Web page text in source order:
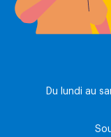
Du lundi au